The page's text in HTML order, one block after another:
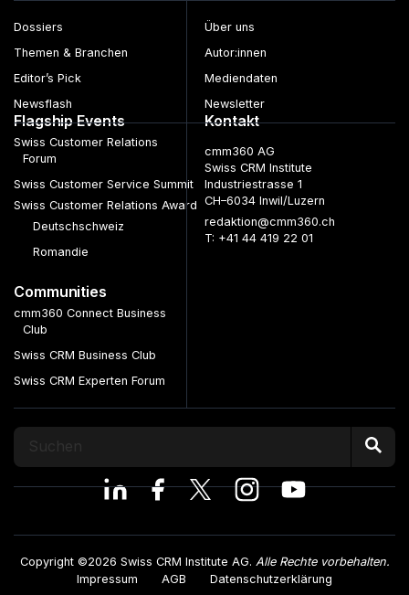
Dossiers
Themen & Branchen
Editor’s Pick
Newsflash
Über uns
Autor:innen
Mediendaten
Newsletter
Flagship Events
Swiss Customer Relations
Forum
Swiss Customer Service Summit
Swiss Customer Relations Award
Deutschschweiz
Romandie
Communities
cmm360 Connect Business
Club
Swiss CRM Business Club
Swiss CRM Experten Forum
Kontakt
cmm360 AG
Swiss CRM Institute
Industriestrasse 1
CH–6034 Inwil/Luzern
redaktion@cmm360.ch
T: +41 44 419 22 01
Copyright ©2026 Swiss CRM Institute AG. Alle Rechte vorbehalten.
Impressum
AGB Datenschutzerklärung